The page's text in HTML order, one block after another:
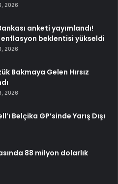
2026
anketi yayımlandı!
enflasyon beklentisi yükseldi
2026
Bakmaya Gelen Hırsız
2026
Belçika GP’sinde Yarış Dışı
88 milyon dolarlık